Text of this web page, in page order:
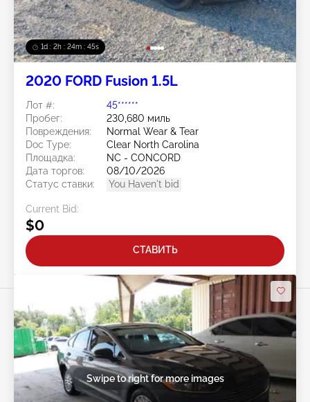
1d : 2h : 24m : 42s
2020 FORD Fusion 1.5L
Лот #:
45******
Пробег:
230,680 миль
Повреждения:
Normal Wear & Tear
Doc Type:
Clear North Carolina
Площадка:
NC - CONCORD
Дата торгов:
08/10/2026
Статус ставки:
You Haven't bid
Current Bid:
$0
СТАВИТЬ
Swipe to right for more images